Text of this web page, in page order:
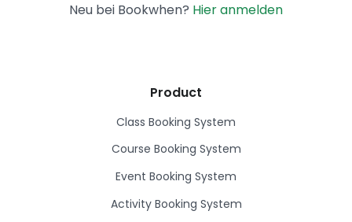
Neu bei Bookwhen? Hier anmelden
Product
Class Booking System
Course Booking System
Event Booking System
Activity Booking System